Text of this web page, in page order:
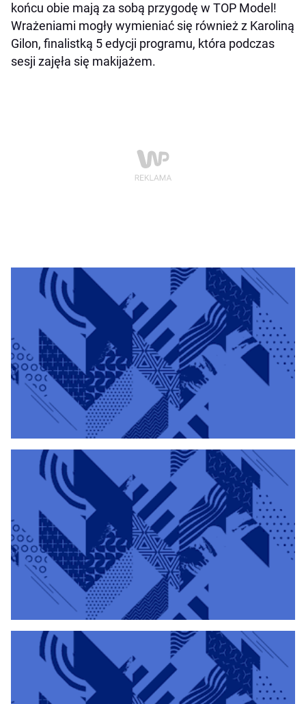
końcu obie mają za sobą przygodę w TOP Model!
Wrażeniami mogły wymieniać się również z Karoliną
Gilon, finalistką 5 edycji programu, która podczas
sesji zajęła się makijażem.